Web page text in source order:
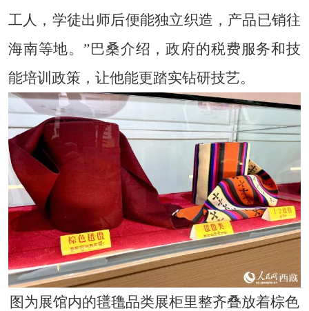
工人，学徒出师后便能独立织造，产品已销往
海南等地。”巴桑介绍，政府的税费服务和技
能培训政策，让他能更踏实钻研技艺。
图为展馆内的氆氇品类展柜里整齐叠放着棕色